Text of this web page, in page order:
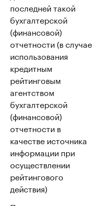
последней такой
бухгалтерской
(финансовой)
отчетности (в случае
использования
кредитным
рейтинговым
агентством
бухгалтерской
(финансовой)
отчетности в
качестве источника
информации при
осуществлении
рейтингового
действия)